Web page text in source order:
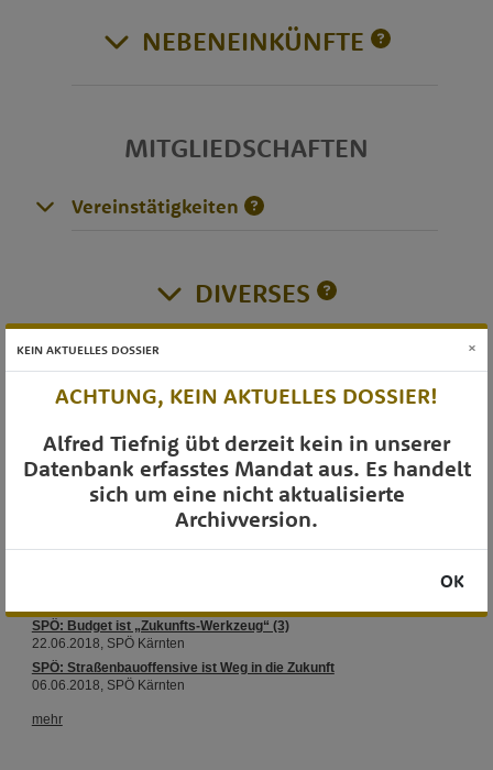
NEBENEINKÜNFTE
MITGLIEDSCHAFTEN
Vereinstätigkeiten
DIVERSES
OTS-AUSSENDUNGEN
KEIN AKTUELLES DOSSIER ×
ACHTUNG, KEIN AKTUELLES DOSSIER!
Alfred Tiefnig übt derzeit kein in unserer
Datenbank erfasstes Mandat aus. Es handelt
sich um eine nicht aktualisierte
Archivversion.
OK